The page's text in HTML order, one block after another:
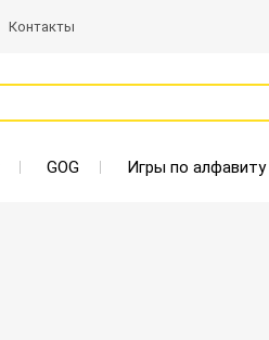
Контакты
GOG Игры по алфавиту